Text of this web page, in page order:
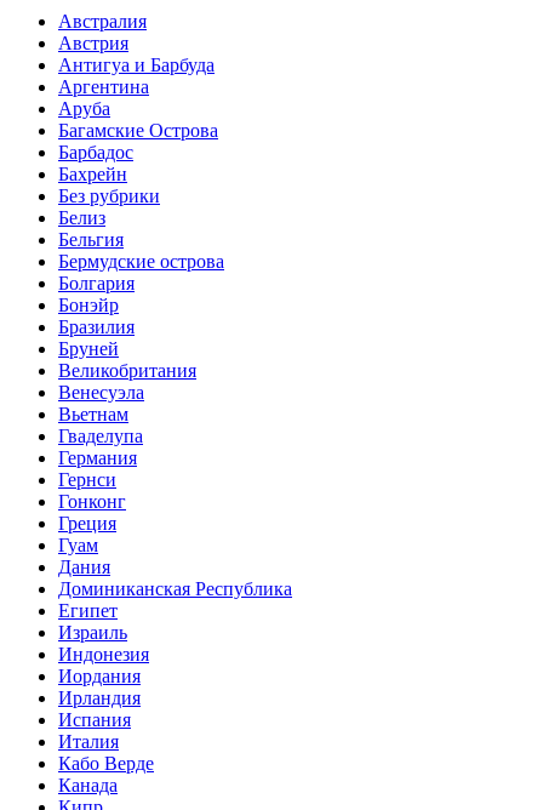
Австралия
Австрия
Антигуа и Барбуда
Аргентина
Аруба
Багамские Острова
Барбадос
Бахрейн
Без рубрики
Белиз
Бельгия
Бермудские острова
Болгария
Бонэйр
Бразилия
Бруней
Великобритания
Венесуэла
Вьетнам
Гваделупа
Германия
Гернси
Гонконг
Греция
Гуам
Дания
Доминиканская Республика
Египет
Израиль
Индонезия
Иордания
Ирландия
Испания
Италия
Кабо Верде
Канада